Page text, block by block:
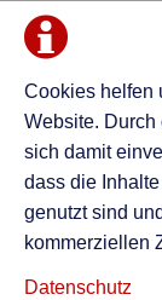
Cookies helfen
Website.
sich damit
dass die Inhalte
genutzt sind und
kommerziellen
Datenschutz